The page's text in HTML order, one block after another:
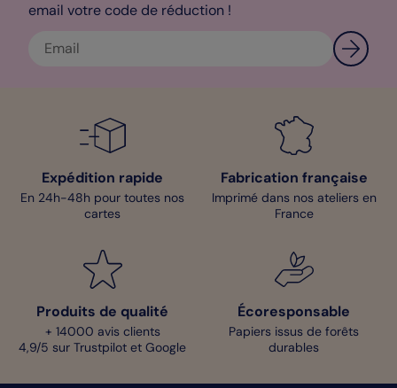
apporte une douceur à l'ensemble, invitant vos proches à
célébrer ce nouveau chapitre de votre vie. Avec une commande
expédiée en 24h, vous êtes assurés que vos invités tiendront
entre leurs mains l'écho de votre bonheur partagé, tout cela
email votre code de réduction !
Expédition rapide
En 24h-48h pour toutes nos
cartes
Fabrication française
Imprimé dans nos ateliers en
France
Produits de qualité
+ 14000 avis clients
4,9/5 sur Trustpilot et Google
Écoresponsable
Papiers issus de forêts
durables